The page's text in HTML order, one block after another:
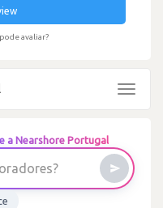
avaliar?
Toggle
a Nearshore Portugal
oradores?